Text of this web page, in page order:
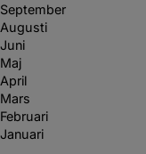
September
Augusti
Juni
Maj
April
Mars
Februari
Januari